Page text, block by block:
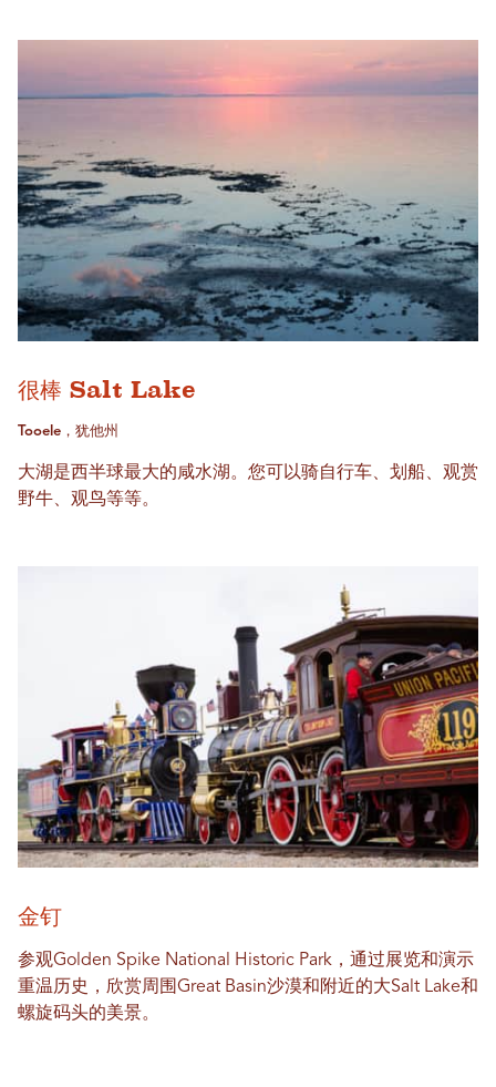
很棒 Salt Lake
Tooele，犹他州
大湖是西半球最大的咸水湖。您可以骑自行车、划船、观赏
野牛、观鸟等等。
金钉
参观Golden Spike National Historic Park，通过展览和演示
重温历史，欣赏周围Great Basin沙漠和附近的大Salt Lake和
螺旋码头的美景。